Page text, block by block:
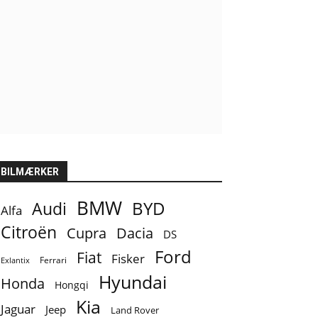
BILMÆRKER
Alfa Audi BMW BYD
Citroën Cupra Dacia DS
Exlantix Ferrari Fiat Fisker Ford
Honda Hongqi Hyundai
Jaguar Jeep Kia Land Rover